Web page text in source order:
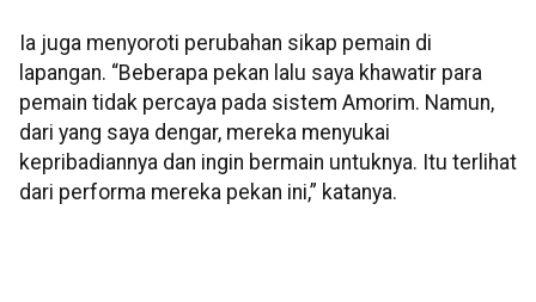
Ia juga menyoroti perubahan sikap pemain di
lapangan. “Beberapa pekan lalu saya khawatir para
pemain tidak percaya pada sistem Amorim. Namun,
dari yang saya dengar, mereka menyukai
kepribadiannya dan ingin bermain untuknya. Itu terlihat
dari performa mereka pekan ini,” katanya.